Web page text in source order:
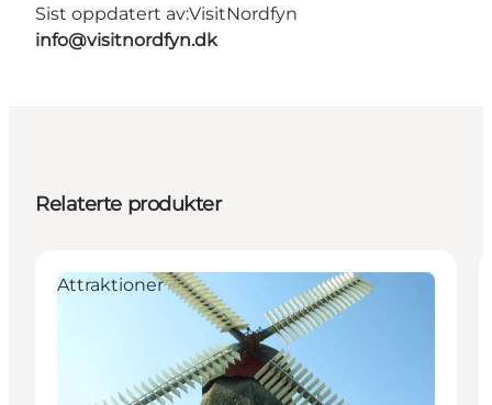
Sist oppdatert av:VisitNordfyn
info@visitnordfyn.dk
Relaterte produkter
Attraktioner